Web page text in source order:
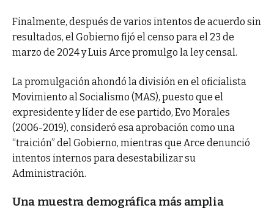
Finalmente, después de varios intentos de acuerdo sin
resultados, el Gobierno fijó el censo para el 23 de
marzo de 2024 y Luis Arce promulgo la ley censal.
La promulgación ahondó la división en el oficialista
Movimiento al Socialismo (MAS), puesto que el
expresidente y líder de ese partido, Evo Morales
(2006-2019), consideró esa aprobación como una
“traición” del Gobierno, mientras que Arce denunció
intentos internos para desestabilizar su
Administración.
Una muestra demográfica más amplia